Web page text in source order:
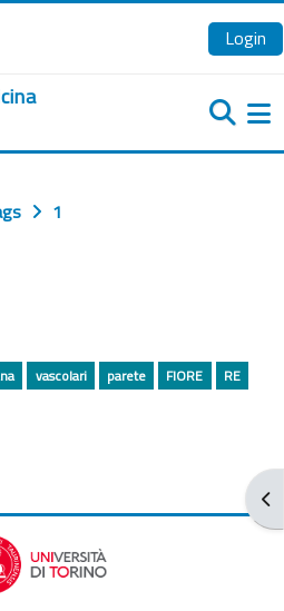
Login
1
vascolari parete FIORE
RE